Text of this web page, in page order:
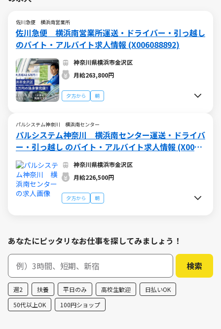
佐川急便 横浜南営業所
佐川急便 横浜南営業所運送・ドライバー・引っ越し
のバイト・アルバイト求人情報 (X006088892)
神奈川県横浜市金沢区
月給263,800円
夕方から 朝
パルシステム神奈川 横浜南センター
パルシステム神奈川 横浜南センター運送・ドライバ
ー・引っ越し のバイト・アルバイト求人情報 (X0061
94980)
神奈川県横浜市金沢区
月給226,500円
夕方から 朝
あなたにピッタリなお仕事を探してみましょう！
週2 扶養 平日のみ 高校生歓迎
日払いOK
50代以上OK
100円ショップ